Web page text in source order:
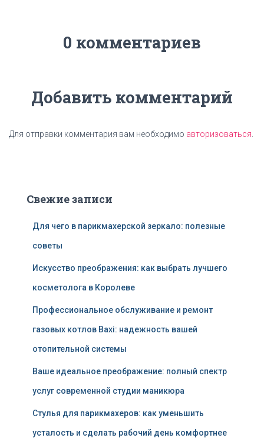
0 комментариев
Добавить комментарий
Для отправки комментария вам необходимо авторизоваться
Свежие записи
Для чего в парикмахерской зеркало: полезные
советы
Искусство преображения: как выбрать лучшего
косметолога в Королеве
Профессиональное обслуживание и ремонт
газовых котлов Baxi: надежность вашей
отопительной системы
Ваше идеальное преображение: полный спектр
услуг современной студии маникюра
Стулья для парикмахеров: как уменьшить
усталость и сделать рабочий день комфортнее